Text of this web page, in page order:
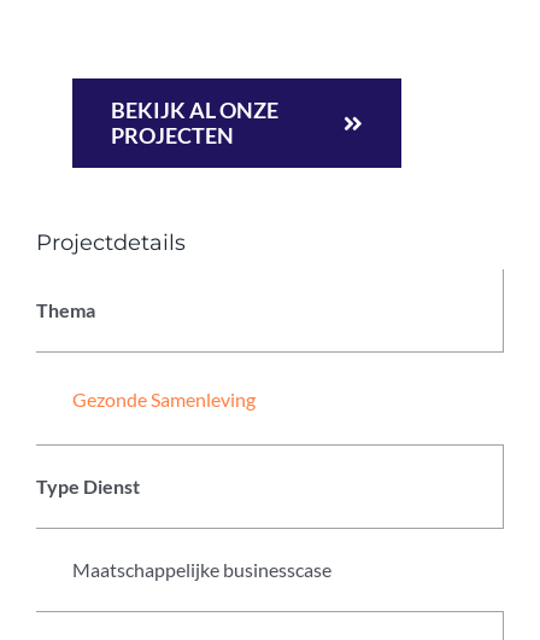
BEKIJK AL ONZE
PROJECTEN
Projectdetails
Thema
Gezonde Samenleving
Type Dienst
Maatschappelijke businesscase